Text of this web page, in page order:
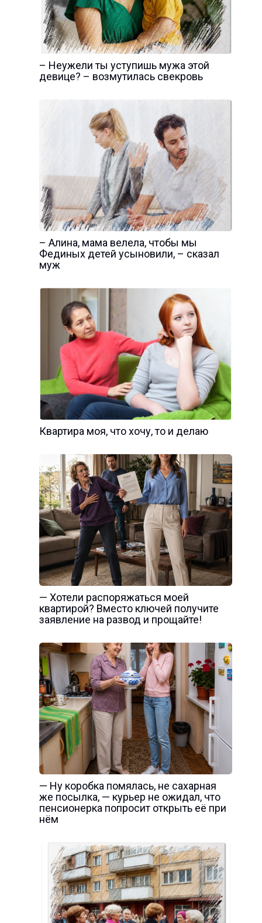
– Неужели ты уступишь мужа этой
девице? – возмутилась свекровь
– Алина, мама велела, чтобы мы
Фединых детей усыновили, – сказал
муж
Квартира моя, что хочу, то и делаю
— Хотели распоряжаться моей
квартирой? Вместо ключей получите
заявление на развод и прощайте!
— Ну коробка помялась, не сахарная
же посылка, — курьер не ожидал, что
пенсионерка попросит открыть её при
нём